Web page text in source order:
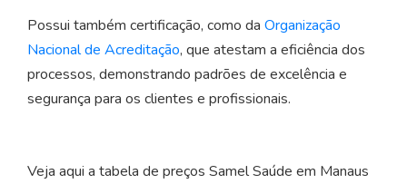
Possui também certificação, como da Organização
Nacional de Acreditação, que atestam a eficiência dos
processos, demonstrando padrões de excelência e
segurança para os clientes e profissionais.
Veja aqui a tabela de preços Samel Saúde em Manaus